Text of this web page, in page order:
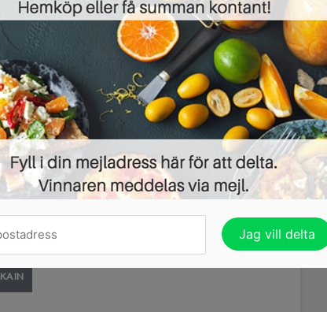
kompensation mitt flyg är försenat norwegian ryanair
sas
Twitter Email
erbjudandet?
till att inte missa några bra erbjudanden!
IN